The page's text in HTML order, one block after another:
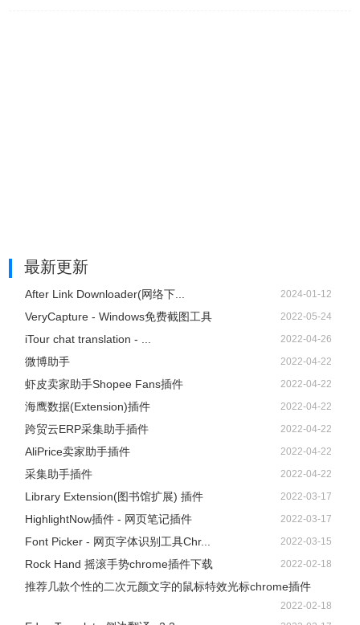
最新更新
After Link Downloader(网络下... 2024-01-12
VeryCapture - Windows免费截图工具 2022-05-24
iTour chat translation - ... 2022-04-26
微博助手 2022-04-22
虾皮卖家助手Shopee Fans插件 2022-04-22
海鹰数据(Extension)插件 2022-04-22
跨贸云ERP采集助手插件 2022-04-22
AliPrice卖家助手插件 2022-04-22
采集助手插件 2022-04-22
Library Extension(图书馆扩展) 插件 2022-03-17
HighlightNow插件 - 网页笔记插件 2022-03-17
Font Picker - 网页字体识别工具Chr... 2022-03-15
Rock Hand 摇滚手势chrome插件下载 2022-02-18
推荐几款个性的二次元颜文字的鼠标特效光标chrome插件
2022-02-18